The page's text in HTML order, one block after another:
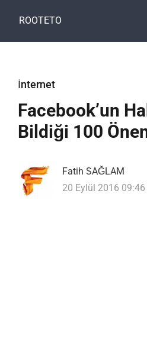
ROOTETO
İnternet
Facebook’un
Bildiği 100
Fatih SAĞLAM
20 Eylül 2016 09:46